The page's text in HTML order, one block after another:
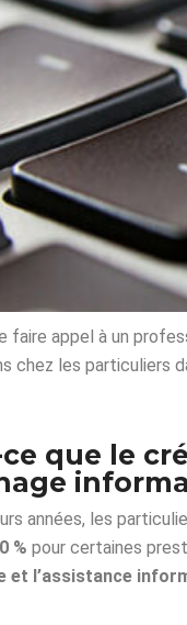
faire appel à un
chez les particuliers
ce que le
années, les
% pour certaines
et l’assistance